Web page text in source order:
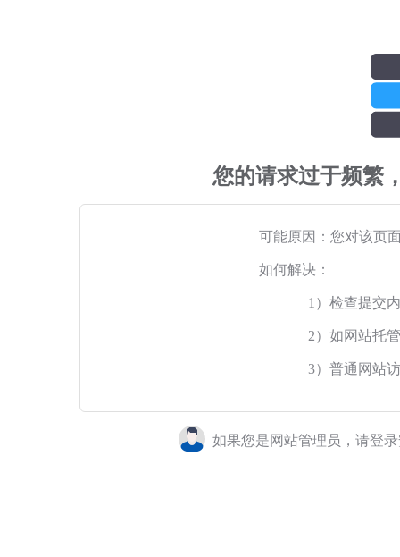
您的请求过于频繁
可能原因：您对该页
如何解决：
1）检查提交
2）如网站托
3）普通网站
如果您是网站管理员，请登